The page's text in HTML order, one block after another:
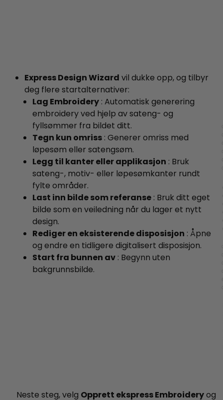
Express Design Wizard vil dukke opp, og tilbyr
deg flere startalternativer:
Lag Embroidery : Automatisk generering
embroidery ved hjelp av sateng- og
fyllsømmer fra bildet ditt.
Tegn kun omriss : Generer omriss med
løpesøm eller satengsøm.
Legg til kanter eller applikasjon : Bruk
sateng-, motiv- eller løpesømkanter rundt
fylte områder.
Last inn bilde som referanse : Bruk ditt eget
bilde som en veiledning når du lager et nytt
design.
Rediger en eksisterende disposisjon : Åpne
og endre en tidligere digitalisert disposisjon.
Start fra bunnen av : Begynn uten
bakgrunnsbilde.
Neste steg, velg Opprett ekspress Embroideryog